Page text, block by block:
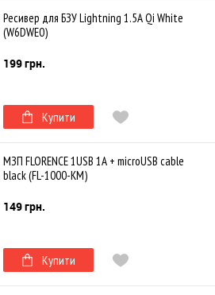
Ресивер для БЗУ Lightning 1.5A Qi White
(W6DWE0)
199 грн.
Купити
МЗП FLORENCE 1USB 1A + microUSB cable
black (FL-1000-KM)
149 грн.
Купити